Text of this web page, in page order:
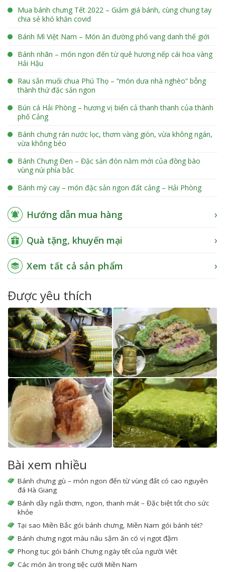
Mua bánh chưng Tết 2022 – Giảm giá bánh, cùng chung tay
chia sẻ khó khăn covid
Bánh Mì Việt Nam – Món ăn đường phố vang danh thế giới
Bánh nhãn – món ngon đến từ quê hương nếp cái hoa vàng
Hải Hậu
Rau sắn muối chua Phú Thọ – “món dưa nhà nghèo” bỗng
thành thứ đặc sản ngon
Bún cá Hải Phòng – hương vị biển cả thanh thanh của thành
phố Cảng
Bánh chưng rán nước lọc, thơm vàng giòn, vừa không ngán,
vừa không béo
Bánh Chưng Đen – Đặc sản đón năm mới của đồng bào
vùng núi phía bắc
Bánh mỳ cay – món đặc sản ngon đất cảng – Hải Phòng
Hướng dẫn mua hàng
Quà tặng, khuyến mại
Xem tất cả sản phẩm
Được yêu thích
Bài xem nhiều
Bánh chưng gù – món ngon đến từ vùng đất có cao nguyên
đá Hà Giang
Bánh dầy ngải thơm, ngon, thanh mát – Đặc biệt tốt cho sức
khỏe
Tại sao Miền Bắc gói bánh chưng, Miền Nam gói bánh tét?
Bánh chưng ngọt màu nâu sậm ăn có vị ngọt đậm
Phong tục gói bánh Chưng ngày tết của người Việt
Các món ăn trong tiệc cưới Miền Nam